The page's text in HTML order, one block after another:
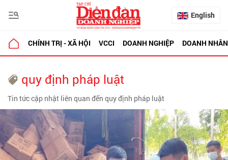
English
CHÍNH TRỊ - XÃ HỘI VCCI DOANH NGHIỆP DOANH NHÂN
quy định pháp luật
Tin tức cập nhật liên quan đến quy định pháp luật